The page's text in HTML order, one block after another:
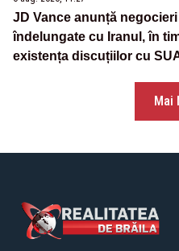
JD Vance anunță
îndelungate cu Iranul, în
existența discuțiilor cu
Mai